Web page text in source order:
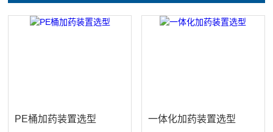
PE桶加药装置选型 一体化加药装置选型